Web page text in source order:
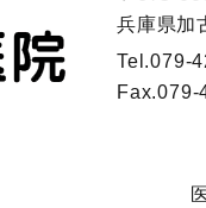
兵庫県加
Tel.079-
Fax.079-